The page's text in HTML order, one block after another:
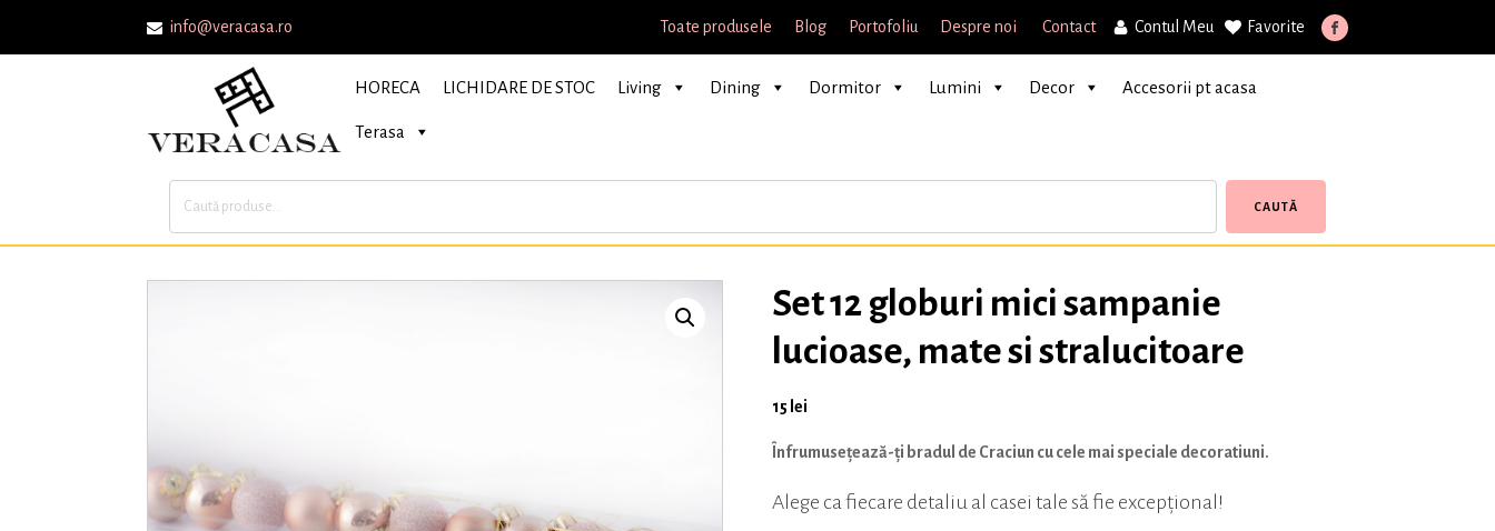
info@veracasa.ro Toate produsele Blog Portofoliu Despre noi Contact Contul Meu Favorite
HORECA LICHIDARE DE STOC Living Dining Dormitor Lumini Decor Accesorii pt acasa
Terasa
Caută
CAUTĂ
Set 12 globuri mici sampanie
lucioase, mate si stralucitoare
15 lei
Înfrumusețează-ți bradul de Craciun cu cele mai speciale decoratiuni.
Alege ca fiecare detaliu al casei tale să fie excepțional!